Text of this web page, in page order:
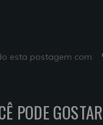
esta postagem com
PODE